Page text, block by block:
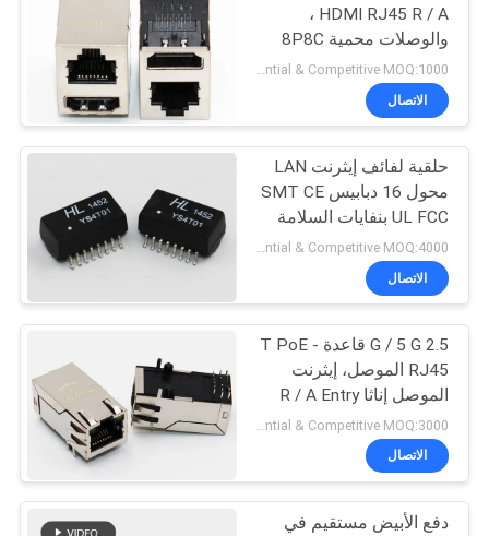
RJ45 100قاعدة T
1000قاعدة T RJ45
12
عمودي RJ45 جاك
22
HDMI RJ45 R / A ،
والوصلات محمية 8P8C
وحدات وحدات
الاتصال
حلقية لفائف إيثرنت LAN
محول 16 دبابيس SMT CE
UL FCC بنفايات السلامة
الاتصال
2.5 G / 5 G قاعدة - T PoE
RJ45 الموصل، إيثرنت
الموصل إناثا R / A Entry
الاتصال
دفع الأبيض مستقيم في